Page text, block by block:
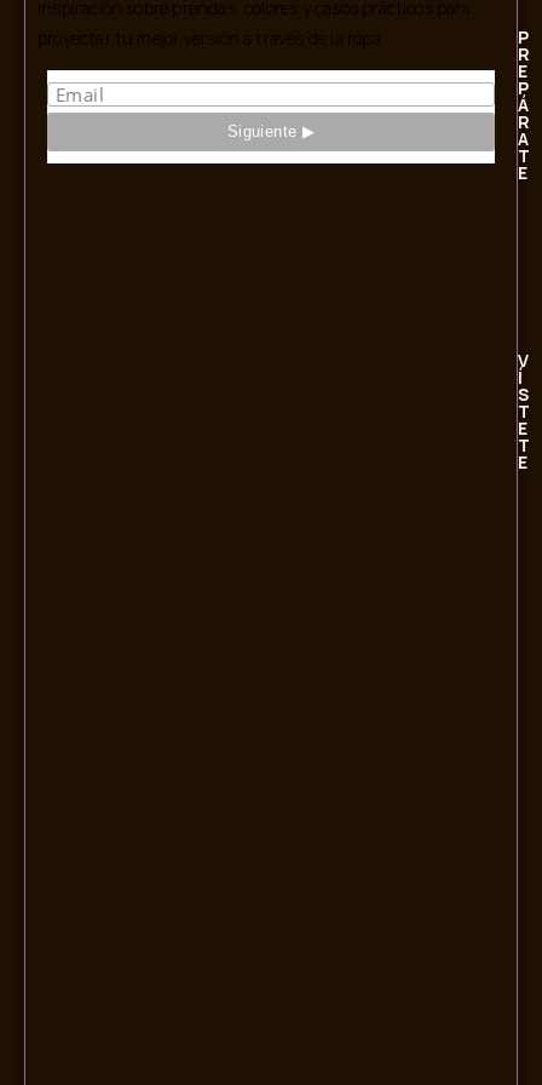
Inspiración sobre prendas, colores y casos prácticos para
proyectar tu mejor versión a través de la ropa.
P
R
E
P
Á
R
A
T
E
V
Í
S
T
E
T
E